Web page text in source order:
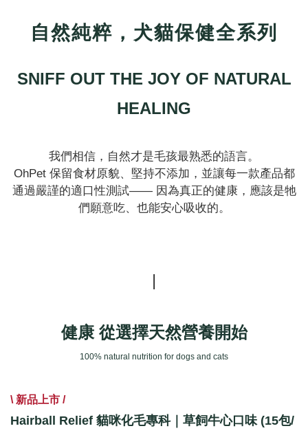
自然純粹，犬貓保健全系列
SNIFF OUT THE JOY OF NATURAL
HEALING
我們相信，自然才是毛孩最熟悉的語言。
OhPet 保留食材原貌、堅持不添加，並讓每一款產品都
通過嚴謹的適口性測試—— 因為真正的健康，應該是牠
們願意吃、也能安心吸收的。
|
健康 從選擇天然營養開始
100% natural nutrition for dogs and cats
\ 新品上市 /
Hairball Relief 貓咪化毛專科｜草飼牛心口味 (15包/